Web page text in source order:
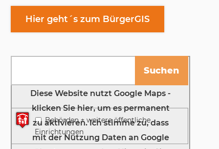
Hier geht´s zum BürgerGIS
Behörden + weitere öffentliche
Einrichtungen